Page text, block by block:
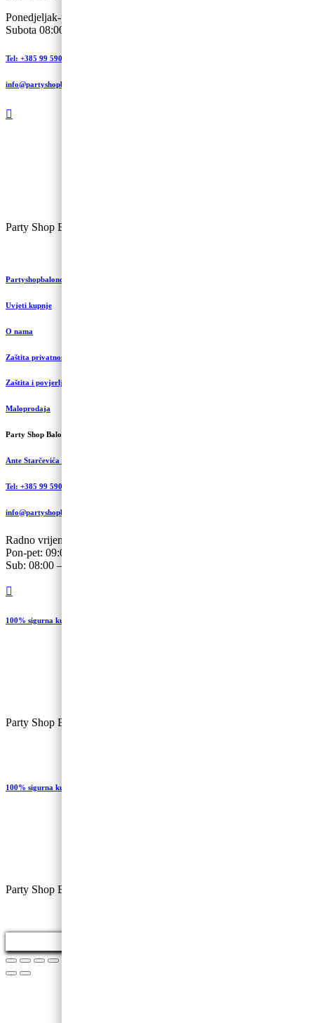
Ponedjeljak-petak 09:00 – 19:00
Subota 08:00 – 13:00
Tel: +385 99 590 2450
info@partyshopbaloncic.hr
Party Shop Balončić, obrt ©
Partyshopbaloncic.hr
Uvjeti kupnje
O nama
Zaštita privatnosti i kolačići
Zaštita i povjerljivost podataka
Maloprodaja
Party Shop Balončić, obrt
Ante Starčevića 5A, Koprivnica
Tel: +385 99 590 2450
info@partyshopbaloncic.hr
Radno vrijeme
Pon-pet: 09:00-19.00
Sub: 08:00 – 13:00
100% sigurna kupovina
Party Shop Balončić, obrt ©
100% sigurna kupovina
Party Shop Baloncic, obrt ©